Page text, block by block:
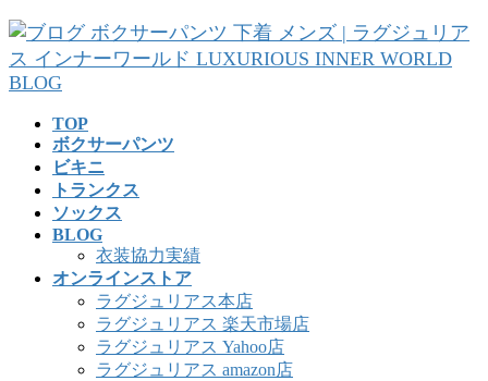
コ
ン
テ
ン
ナ
ビ
ゲ
ー
TOP
ボクサーパンツ
ビキニ
トランクス
ソックス
BLOG
衣装協力実績
オンラインストア
ラグジュリアス本店
ラグジュリアス 楽天市場店
ラグジュリアス Yahoo店
ラグジュリアス amazon店